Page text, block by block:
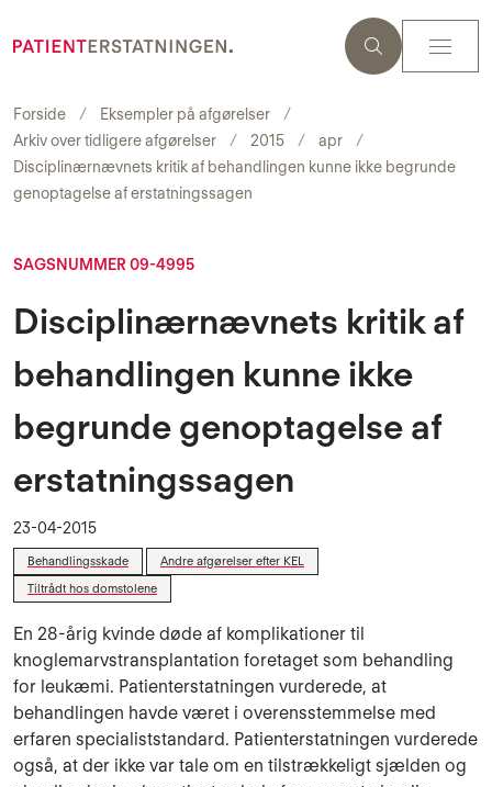
Forside
Eksempler på afgørelser
Arkiv over tidligere afgørelser
2015
apr
Disciplinærnævnets kritik af behandlingen kunne ikke begrunde
genoptagelse af erstatningssagen
SAGSNUMMER 09-4995
Disciplinærnævnets kritik af
behandlingen kunne ikke
begrunde genoptagelse af
erstatningssagen
23-04-2015
Behandlingsskade
Andre afgørelser efter KEL
Tiltrådt hos domstolene
En 28-årig kvinde døde af komplikationer til
knoglemarvstransplantation foretaget som behandling
for leukæmi. Patienterstatningen vurderede, at
behandlingen havde været i overensstemmelse med
erfaren specialiststandard. Patienterstatningen vurderede
også, at der ikke var tale om en tilstrækkeligt sjælden og